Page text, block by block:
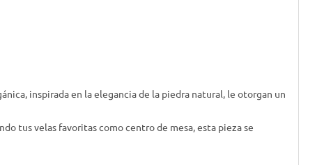
inspirada en la elegancia de la piedra natural, le otorgan un
tus velas favoritas como centro de mesa, esta pieza se